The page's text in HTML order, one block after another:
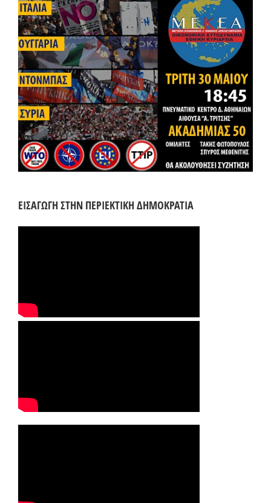
ΕΙΣΑΓΩΓΗ ΣΤΗΝ ΠΕΡΙΕΚΤΙΚΗ ΔΗΜΟΚΡΑΤΙΑ